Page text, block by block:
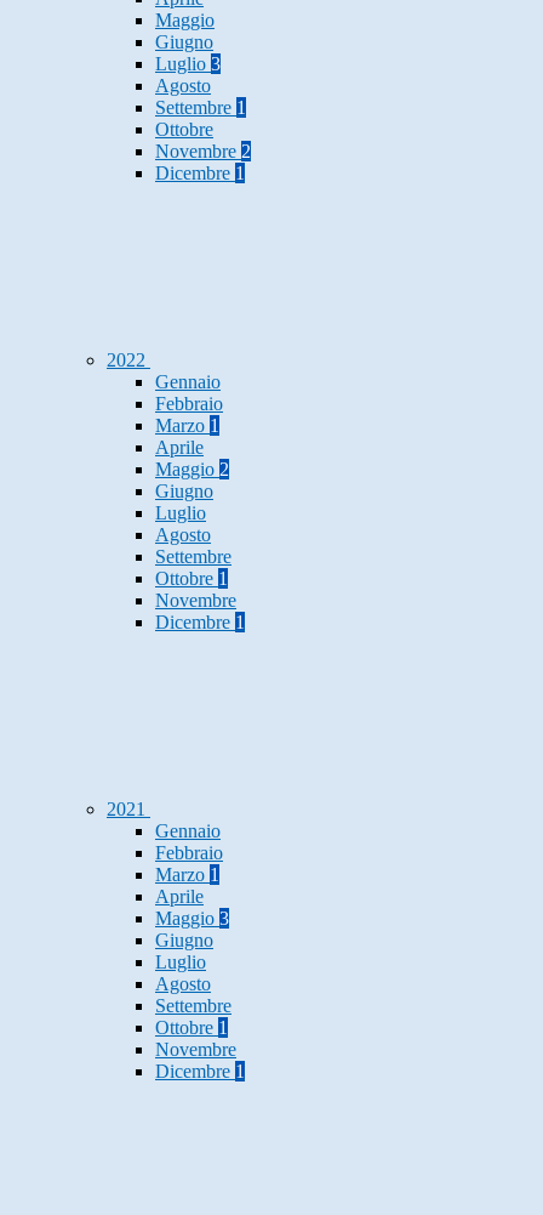
Maggio
Giugno
Luglio 3
Agosto
Settembre 1
Ottobre
Novembre 2
Dicembre 1
2022
Gennaio
Febbraio
Marzo 1
Aprile
Maggio 2
Giugno
Luglio
Agosto
Settembre
Ottobre 1
Novembre
Dicembre 1
2021
Gennaio
Febbraio
Marzo 1
Aprile
Maggio 3
Giugno
Luglio
Agosto
Settembre
Ottobre 1
Novembre
Dicembre 1